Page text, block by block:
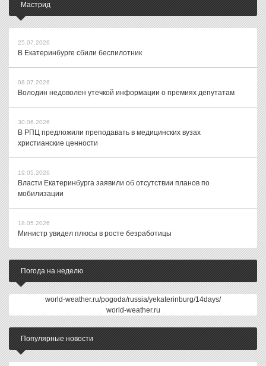
Мастрид
25.07.2026
В Екатеринбурге сбили беспилотник
08.07.2026
Володин недоволен утечкой информации о премиях депутатам
30.06.2026
В РПЦ предложили преподавать в медицинских вузах
христианские ценности
19.05.2026
Власти Екатеринбурга заявили об отсутствии планов по
мобилизации
18.05.2026
Министр увидел плюсы в росте безработицы
Погода на неделю
world-weather.ru/pogoda/russia/yekaterinburg/14days/
world-weather.ru
Популярные новости